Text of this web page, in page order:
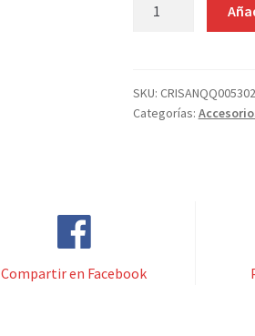
BRILLO
cantidad
SKU:
Categorías:
Compartir en Facebook